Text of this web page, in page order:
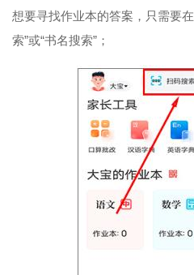
想要寻找作业本的答案，只需要
索”或“书名搜索”；